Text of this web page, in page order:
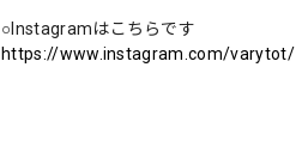
○Instagramはこちらです
https://www.instagram.com/varytot/